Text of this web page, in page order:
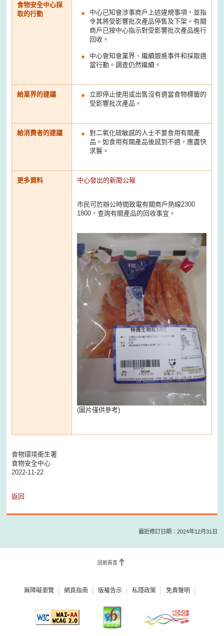
食物安全中心採
取的行動
中心已知會涉事商戶上述違規事項，並指
令其將受影響批次產品停售及下架。有關
商戶已按中心指示對受影響批次產品進行
回收。
中心會知會業界、繼續跟進事件和採取適
當行動。調查仍然繼續。
給業界的建議
立即停止使用或出售沒有適當食物標籤的
受影響批次產品。
給消費者的建議
對二氧化硫敏感的人士不要食用有關產
品。如食用有關產品後感到不適，應盡快
求醫。
更多資料 中心發出的新聞公報
市民可於辦公時間致電有關商戶熱線2300
1800，查詢有關產品的回收事宜。
(圖片僅供參考)
食物環境衞生署
食物安全中心
2022-11-22
返回
最近修訂日期：2024年12月31日
回到頁首
無障礙瀏覽 網頁指南 版權告示 私隱政策 免責聲明